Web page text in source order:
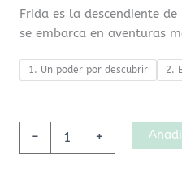
Frida es la descendiente
se embarca en aventuras
1. Un poder por descubrir 2.
- +